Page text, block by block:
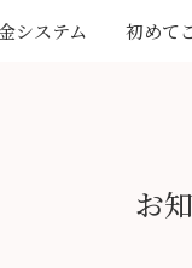
システム 初めて
お